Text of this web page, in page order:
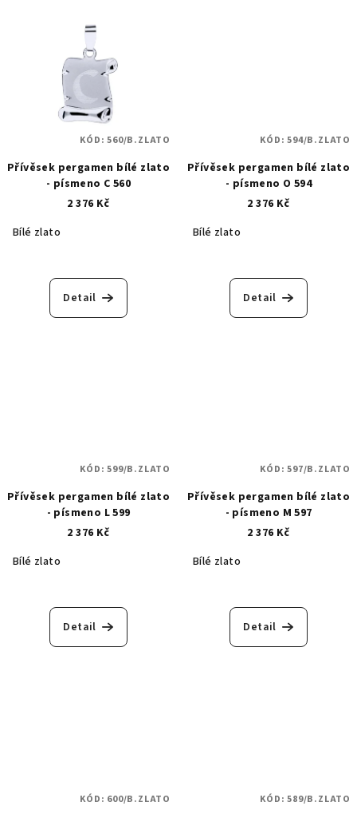
Přívěsek pergamen bílé zlato
- písmeno C 560
2 376 Kč
Bílé zlato
Detail
KÓD:560/B.ZLATO
Přívěsek pergamen bílé zlato
- písmeno O 594
2 376 Kč
Bílé zlato
Detail
KÓD:594/B.ZLATO
Přívěsek pergamen bílé zlato
- písmeno L 599
2 376 Kč
Bílé zlato
Detail
KÓD:599/B.ZLATO
Přívěsek pergamen bílé zlato
- písmeno M 597
2 376 Kč
Bílé zlato
Detail
KÓD:597/B.ZLATO
KÓD: 600/B.ZLATO KÓD:589/B.ZLATO